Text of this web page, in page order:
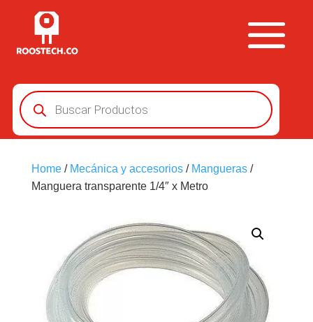
Búsqueda
de
productos
Home/ Mecánica y accesorios/ Mangueras/
Manguera transparente 1/4″ x Metro